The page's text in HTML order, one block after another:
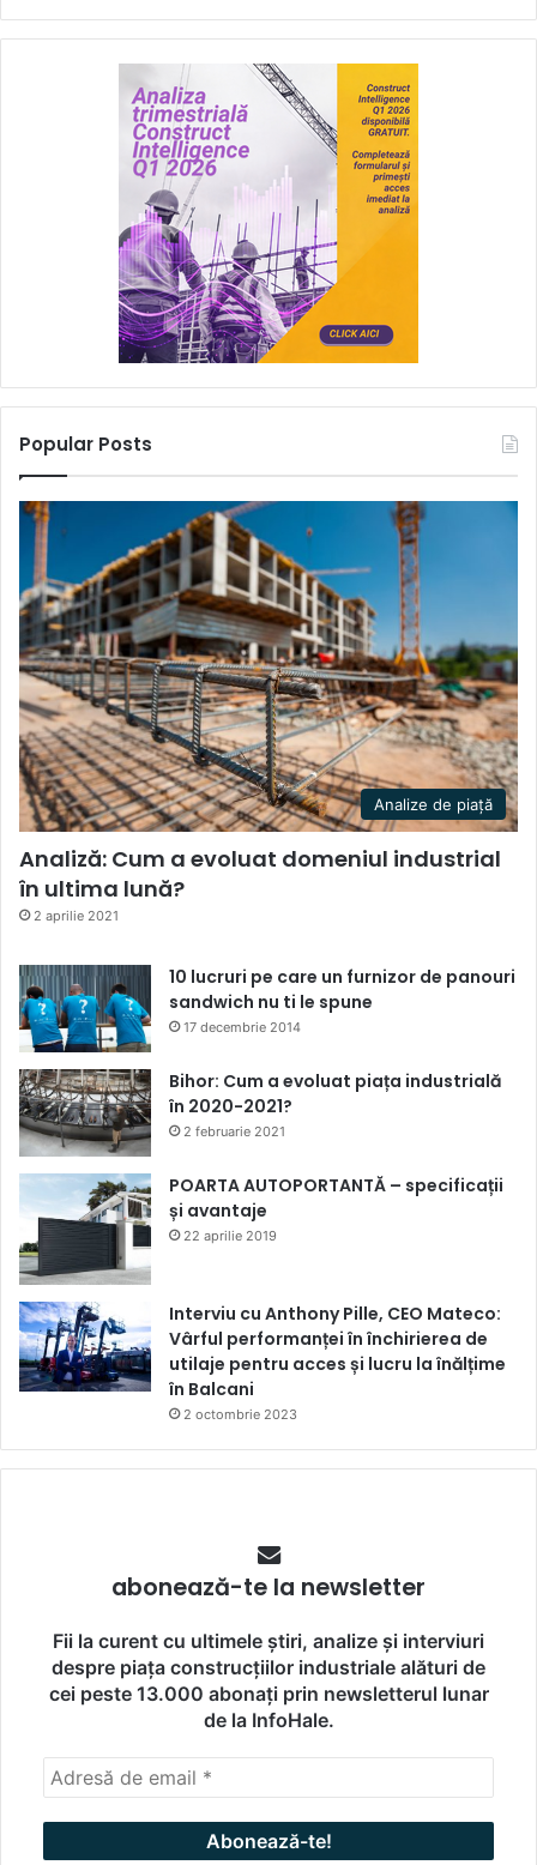
Popular Posts
Analize de piață
Analiză: Cum a evoluat domeniul industrial
în ultima lună?
2 aprilie 2021
10 lucruri pe care un furnizor de panouri
sandwich nu ti le spune
17 decembrie 2014
Bihor: Cum a evoluat piața industrială
în 2020-2021?
2 februarie 2021
POARTA AUTOPORTANTĂ – specificații
și avantaje
22 aprilie 2019
Interviu cu Anthony Pille, CEO Mateco:
Vârful performanței în închirierea de
utilaje pentru acces și lucru la înălțime
în Balcani
2 octombrie 2023
abonează-te la newsletter
Fii la curent cu ultimele știri, analize și interviuri
despre piața construcțiilor industriale alături de
cei peste 13.000 abonați prin newsletterul lunar
de la InfoHale.